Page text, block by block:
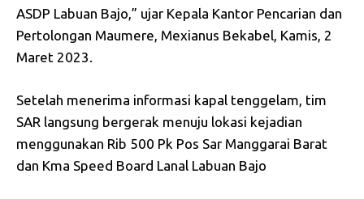
ASDP Labuan Bajo,” ujar Kepala Kantor Pencarian dan
Pertolongan Maumere, Mexianus Bekabel, Kamis, 2
Maret 2023.
Setelah menerima informasi kapal tenggelam, tim
SAR langsung bergerak menuju lokasi kejadian
menggunakan Rib 500 Pk Pos Sar Manggarai Barat
dan Kma Speed Board Lanal Labuan Bajo